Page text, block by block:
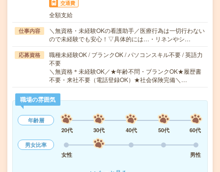
交通費
全額支給
仕事内容
＼無資格・未経験OKの看護助手／医療行為は一切行わない
ので未経験でも安心！▽具体的には…・リネンやシ…
応募資格
職種未経験OK / ブランクOK / パソコンスキル不要 / 英語力
不要
＼無資格＊未経験OK／★年齢不問・ブランクOK★履歴書
不要・来社不要（電話登録OK）★社会保険完備＼…
職場の雰囲気
年齢層
20代
30代 40代 50代
60代
男女比率
女性
男性